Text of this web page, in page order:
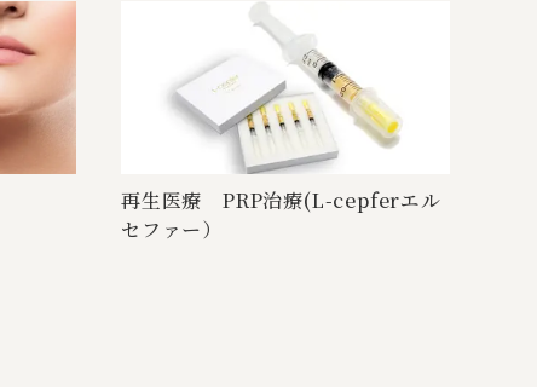
再生医療 PRP治療(L-cepferエル
セ フ ァ ー ）